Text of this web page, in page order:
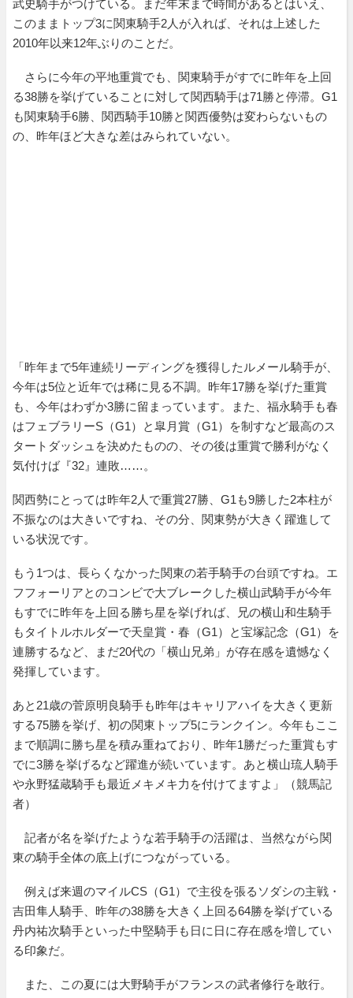
武史騎手がつけている。まだ年末まで時間があるとはいえ、
このままトップ3に関東騎手2人が入れば、それは上述した
2010年以来12年ぶりのことだ。
さらに今年の平地重賞でも、関東騎手がすでに昨年を上回
る38勝を挙げていることに対して関西騎手は71勝と停滞。G1
も関東騎手6勝、関西騎手10勝と関西優勢は変わらないもの
の、昨年ほど大きな差はみられていない。
「昨年まで5年連続リーディングを獲得したルメール騎手が、
今年は5位と近年では稀に見る不調。昨年17勝を挙げた重賞
も、今年はわずか3勝に留まっています。また、福永騎手も春
はフェブラリーS（G1）と皐月賞（G1）を制すなど最高のス
タートダッシュを決めたものの、その後は重賞で勝利がなく
気付けば『32』連敗……。
関西勢にとっては昨年2人で重賞27勝、G1も9勝した2本柱が
不振なのは大きいですね、その分、関東勢が大きく躍進して
いる状況です。
もう1つは、長らくなかった関東の若手騎手の台頭ですね。エ
フフォーリアとのコンビで大ブレークした横山武騎手が今年
もすでに昨年を上回る勝ち星を挙げれば、兄の横山和生騎手
もタイトルホルダーで天皇賞・春（G1）と宝塚記念（G1）を
連勝するなど、まだ20代の「横山兄弟」が存在感を遺憾なく
発揮しています。
あと21歳の菅原明良騎手も昨年はキャリアハイを大きく更新
する75勝を挙げ、初の関東トップ5にランクイン。今年もここ
まで順調に勝ち星を積み重ねており、昨年1勝だった重賞もす
でに3勝を挙げるなど躍進が続いています。あと横山琉人騎手
や永野猛蔵騎手も最近メキメキ力を付けてますよ」（競馬記
者）
記者が名を挙げたような若手騎手の活躍は、当然ながら関
東の騎手全体の底上げにつながっている。
例えば来週のマイルCS（G1）で主役を張るソダシの主戦・
吉田隼人騎手、昨年の38勝を大きく上回る64勝を挙げている
丹内祐次騎手といった中堅騎手も日に日に存在感を増してい
る印象だ。
また、この夏には大野騎手がフランスの武者修行を敢行。